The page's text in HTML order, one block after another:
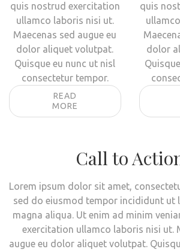
quis nostrud exercitation
ullamco laboris nisi ut.
Maecenas sed augue eu
dolor aliquet volutpat.
Quisque eu nunc ut nisl
consectetur tempor.
READ
MORE
quis
dolor
Call to
Lorem ipsum dolor sit amet,
sed do eiusmod tempor incididunt ut
magna aliqua. Ut enim ad minim
exercitation ullamco laboris nisi ut.
augue eu dolor aliquet volutpat.